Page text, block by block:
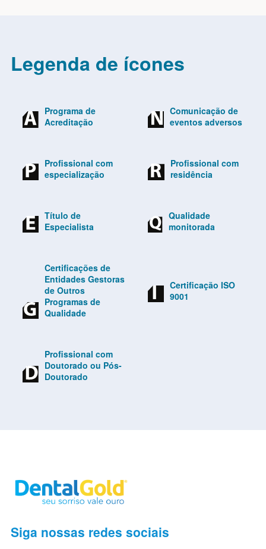
Legenda de ícones
Programa de
Acreditação
Comunicação de
eventos adversos
Profissional com
especialização
Profissional com
residência
Título de
Especialista
Qualidade
monitorada
Certificações de
Entidades Gestoras
de Outros
Programas de
Qualidade
Certificação ISO
9001
Profissional com
Doutorado ou Pós-
Doutorado
Siga nossas redes sociais